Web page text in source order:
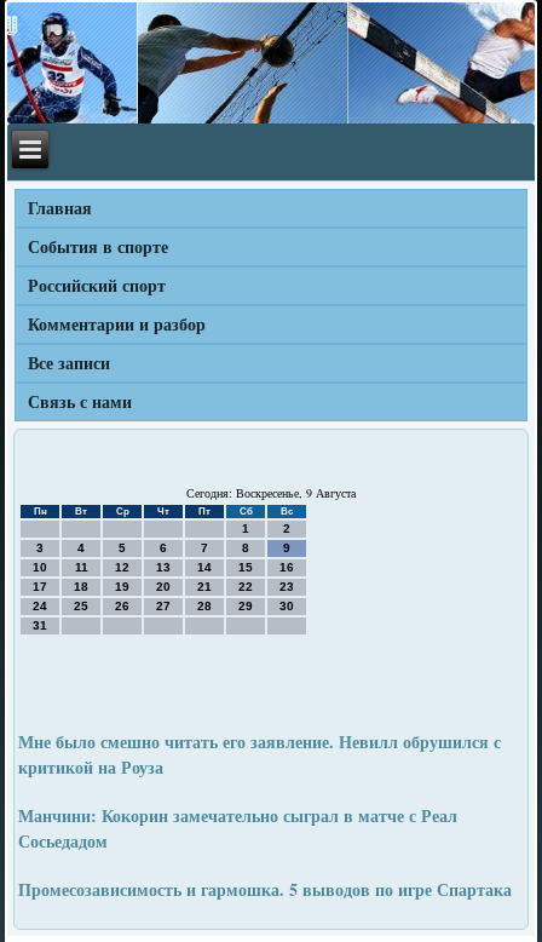
Главная
События в спорте
Российский спорт
Комментарии и разбор
Все записи
Связь с нами
Сегодня: Воскресенье, 9 Августа
Пн Вт Ср Чт Пт Сб Вс
1
2
3
4 5 6 7 8
9
10
11 12 13 14 15
16
17
18 19 20 21 22
23
24
25 26 27 28 29
30
31
Мне было смешно читать его заявление. Невилл обрушился с
критикой на Роуза
Манчини: Кокорин замечательно сыграл в матче с Реал
Сосьедадом
Промесозависимость и гармошка. 5 выводов по игре Спартака